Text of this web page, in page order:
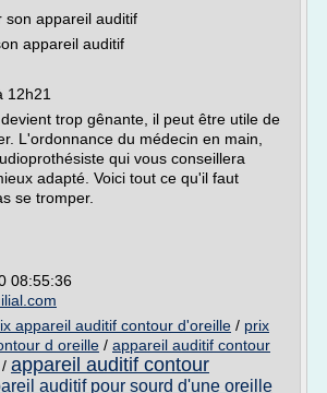
son appareil auditif
appareil auditif
12h21
trop gênante, il peut être utile de
L'ordonnance du médecin en main,
qui vous conseillera
adapté. Voici tout ce qu'il faut
se tromper.
08:55:36
appareil auditif contour d'oreille / prix
d oreille / appareil auditif contour
/ appareil auditif contour
auditif pour sourd d'une oreille